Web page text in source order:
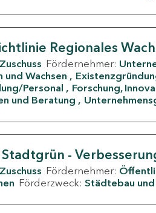
Regionales
Zuschuss Fördernehmer:
und Wachsen
Personal
Forschung,
und Beratung
-
Zuschuss Fördernehmer:
Förderzweck: Städtebau